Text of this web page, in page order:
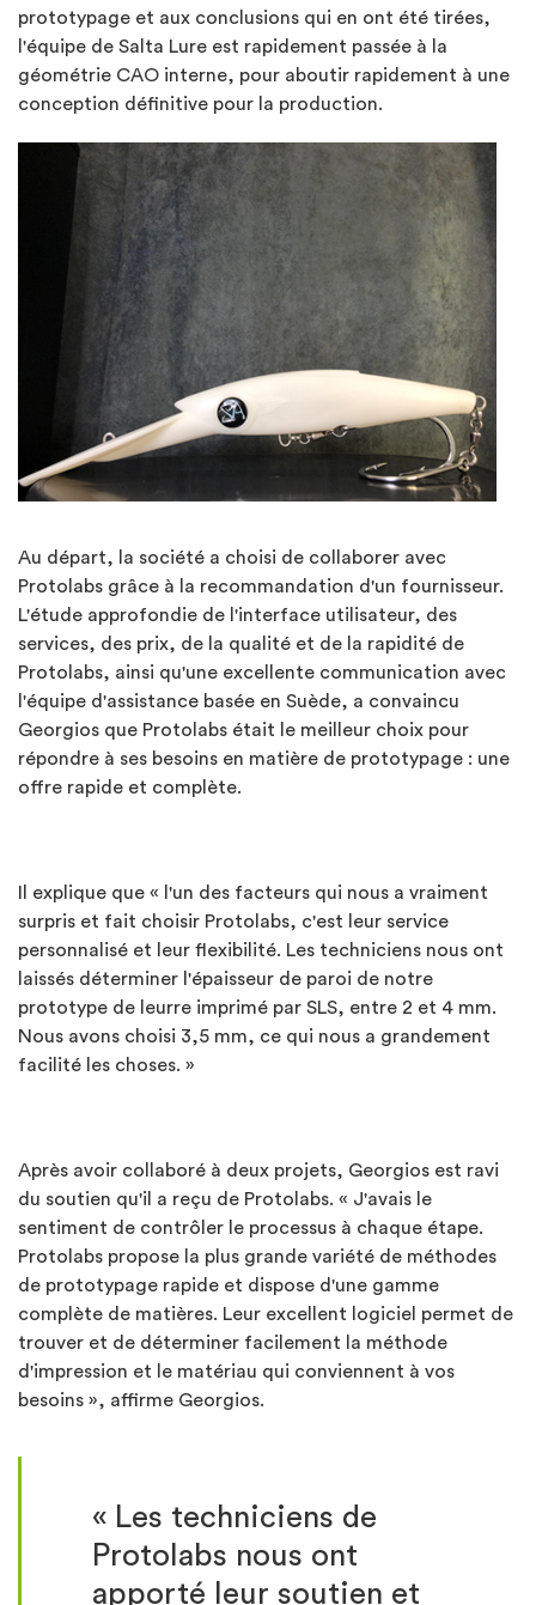
prototypage et aux conclusions qui en ont été tirées,
l'équipe de Salta Lure est rapidement passée à la
géométrie CAO interne, pour aboutir rapidement à une
conception définitive pour la production.
Au départ, la société a choisi de collaborer avec
Protolabs grâce à la recommandation d'un fournisseur.
L'étude approfondie de l'interface utilisateur, des
services, des prix, de la qualité et de la rapidité de
Protolabs, ainsi qu'une excellente communication avec
l'équipe d'assistance basée en Suède, a convaincu
Georgios que Protolabs était le meilleur choix pour
répondre à ses besoins en matière de prototypage : une
offre rapide et complète.
Il explique que « l'un des facteurs qui nous a vraiment
surpris et fait choisir Protolabs, c'est leur service
personnalisé et leur flexibilité. Les techniciens nous ont
laissés déterminer l'épaisseur de paroi de notre
prototype de leurre imprimé par SLS, entre 2 et 4 mm.
Nous avons choisi 3,5 mm, ce qui nous a grandement
facilité les choses. »
Après avoir collaboré à deux projets, Georgios est ravi
du soutien qu'il a reçu de Protolabs. « J'avais le
sentiment de contrôler le processus à chaque étape.
Protolabs propose la plus grande variété de méthodes
de prototypage rapide et dispose d'une gamme
complète de matières. Leur excellent logiciel permet de
trouver et de déterminer facilement la méthode
d'impression et le matériau qui conviennent à vos
besoins », affirme Georgios.
« Les techniciens de
Protolabs nous ont
apporté leur soutien et